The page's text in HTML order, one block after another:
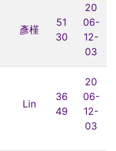
彥槿
51
30
20
06-
12-
03
Lin
36
49
20
06-
12-
03